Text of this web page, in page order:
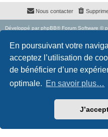
En poursuivant votre
acceptez l’utilisation de
de bénéficier d’une
optimale. En savoir plus…
Nous contacter
Développé par phpBB® Forum Software ©
Style
par © Mazeltof
2017
Confidentialité|Conditions